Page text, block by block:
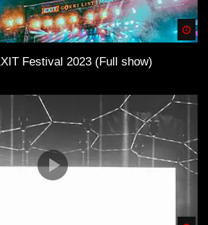
Festival 2023 (Full show)